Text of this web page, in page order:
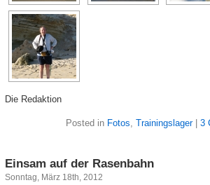
Die Redaktion
Posted in Fotos, Trainingslager| 3
Einsam auf der Rasenbahn
Sonntag, März 18th, 2012